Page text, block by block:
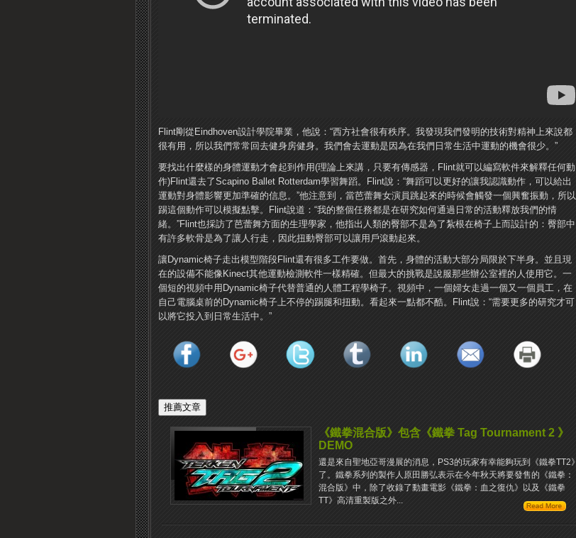
Flint剛從Eindhoven設計學院畢業，他說：“西方社會很有秩序。我發現我們發明的技術對精神上來說都
很有用，所以我們常常回去健身房健身。我們會去運動是因為在我們日常生活中運動的機會很少。”
要找出什麼樣的身體運動才會起到作用(理論上來講，只要有傳感器，Flint就可以編寫軟件來解釋任何動
作)Flint還去了Scapino Ballet Rotterdam學習舞蹈。Flint說：“舞蹈可以更好的讓我認識動作，可以給出
運動對身體影響更加準確的信息。”他注意到，當芭蕾舞女演員跳起來的時候會觸發一個興奮振動，所以
踢這個動作可以模擬點擊。Flint說道：“我的整個任務都是在研究如何通過日常的活動釋放我們的情
緒。”Flint也採訪了芭蕾舞方面的生理學家，他指出人類的臀部不是為了紮根在椅子上而設計的：臀部中
有許多軟骨是為了讓人行走，因此扭動臀部可以讓用戶滾動起來。
讓Dynamic椅子走出模型階段Flint還有很多工作要做。首先，身體的活動大部分局限於下半身。並且現
在的設備不能像Kinect其他運動檢測軟件一樣精確。但最大的挑戰是說服那些辦公室裡的人使用它。一
個短的視頻中用Dynamic椅子代替普通的人體工程學椅子。視頻中，一個婦女走過一個又一個員工，在
自己電腦桌前的Dynamic椅子上不停的踢腿和扭動。看起來一點都不酷。Flint說：“需要更多的研究才可
以將它投入到日常生活中。”
《鐵拳混合版》包含《鐵拳 Tag Tournament 2 》
DEMO
還是來自聖地亞哥漫展的消息，PS3的玩家有幸能夠玩到《鐵拳TT2》
了。鐵拳系列的製作人原田勝弘表示在今年秋天將要發售的《鐵拳：
混合版》中，除了收錄了動畫電影《鐵拳：血之復仇》以及《鐵拳
TT》高清重製版之外...